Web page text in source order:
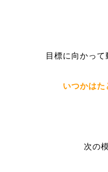
目標に向かっ
いつかはた
次の